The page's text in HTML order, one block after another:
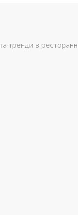
тренди в